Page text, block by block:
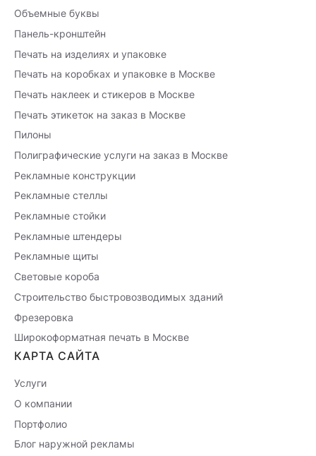
Объемные буквы
Панель-кронштейн
Печать на изделиях и упаковке
Печать на коробках и упаковке в Москве
Печать наклеек и стикеров в Москве
Печать этикеток на заказ в Москве
Пилоны
Полиграфические услуги на заказ в Москве
Рекламные конструкции
Рекламные стеллы
Рекламные стойки
Рекламные штендеры
Рекламные щиты
Световые короба
Строительство быстровозводимых зданий
Фрезеровка
Широкоформатная печать в Москве
КАРТА САЙТА
Услуги
О компании
Портфолио
Блог наружной рекламы